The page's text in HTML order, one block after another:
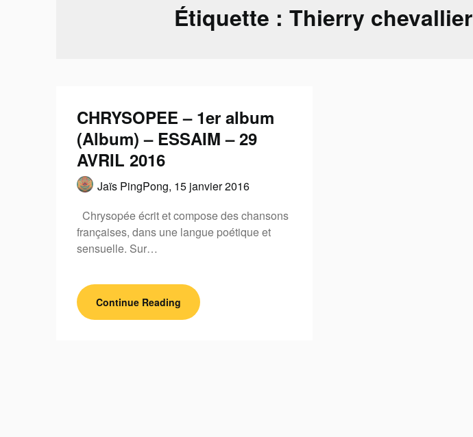
Étiquette : Thierry chevallier
CHRYSOPEE – 1er album
(Album) – ESSAIM – 29
AVRIL 2016
Jaïs PingPong, 15 janvier 2016
Chrysopée écrit et compose des chansons
françaises, dans une langue poétique et
sensuelle. Sur…
Continue Reading